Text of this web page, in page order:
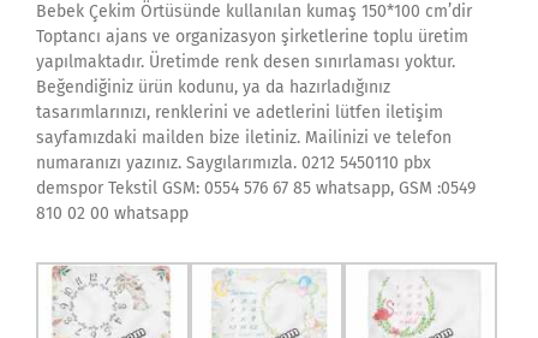
Bebek Çekim Örtüsünde kullanılan kumaş 150*100 cm’dir
Toptancı ajans ve organizasyon şirketlerine toplu üretim
yapılmaktadır. Üretimde renk desen sınırlaması yoktur.
Beğendiğiniz ürün kodunu, ya da hazırladığınız
tasarımlarınızı, renklerini ve adetlerini lütfen iletişim
sayfamızdaki mailden bize iletiniz. Mailinizi ve telefon
numaranızı yazınız. Saygılarımızla. 0212 5450110 pbx
demspor Tekstil GSM: 0554 576 67 85 whatsapp, GSM :0549
810 02 00 whatsapp